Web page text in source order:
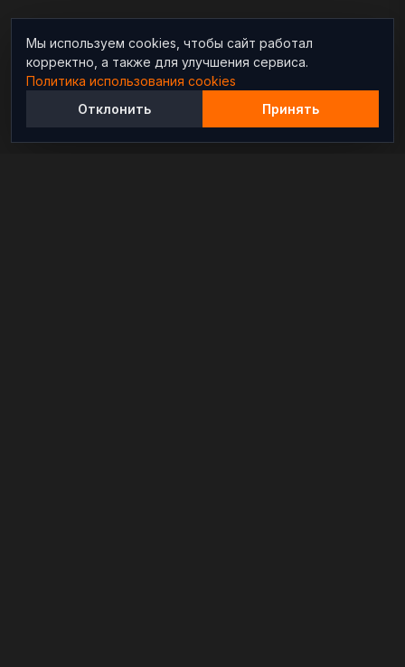
Мы используем cookies, чтобы сайт работал
корректно, а также для улучшения сервиса.
Политика использования cookies
Отклонить
Принять